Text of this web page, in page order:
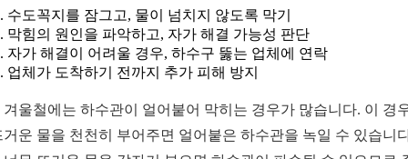
수도꼭지를 잠그고, 물이 넘치지 않도록 막기
막힘의 원인을 파악하고, 자가 해결 가능성 판단
자가 해결이 어려울 경우, 하수구 뚫는 업체에 연락
업체가 도착하기 전까지 추가 피해 방지
겨울철에는 하수관이 얼어붙어 막히는 경우가 많습니다. 이 경
거운 물을 천천히 부어주면 얼어붙은 하수관을 녹일 수 있습니